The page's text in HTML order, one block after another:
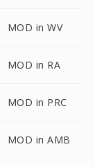
MOD in WV
MOD in RA
MOD in PRC
MOD in AMB